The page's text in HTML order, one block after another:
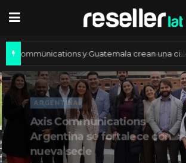
ARGENTINA
Axis Communications
Argentina se fortalece con
nueva sede